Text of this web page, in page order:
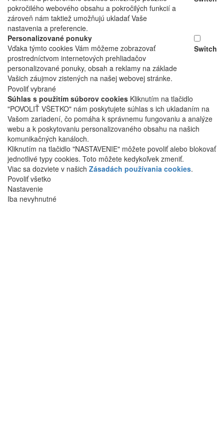
pokročilého webového obsahu a pokročilých funkcií a
zároveň nám taktiež umožňujú ukladať Vaše
nastavenia a preferencie.
Personalizované ponuky
Vďaka týmto cookies Vám môžeme zobrazovať
prostredníctvom internetových prehliadačov
personalizované ponuky, obsah a reklamy na základe
Vašich záujmov zistených na našej webovej stránke.
Switch
Povoliť vybrané
Súhlas s použitím súborov cookies Kliknutím na tlačidlo
"POVOLIŤ VŠETKO" nám poskytujete súhlas s ich ukladaním na
Vašom zariadení, čo pomáha k správnemu fungovaniu a analýze
webu a k poskytovaniu personalizovaného obsahu na našich
komunikačných kanáloch.
Kliknutím na tlačidlo "NASTAVENIE" môžete povoliť alebo blokovať
jednotlivé typy cookies. Toto môžete kedykoľvek zmeniť.
Viac sa dozviete v našich Zásadách používania cookies.
Povoliť všetko
Nastavenie
Iba nevyhnutné